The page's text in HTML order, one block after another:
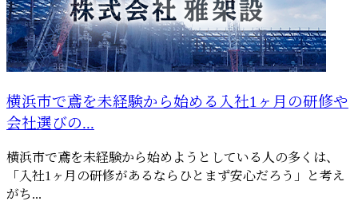
横浜市で鳶を未経験から始める入社1ヶ月の研修や
会社選びの...
横浜市で鳶を未経験から始めようとしている人の多くは、
「入社1ヶ月の研修があるならひとまず安心だろう」と考え
がち...